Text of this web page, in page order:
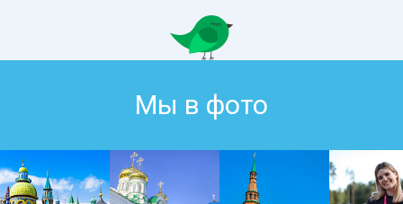
Мы в фото